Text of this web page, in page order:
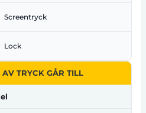
Screentryck
Lock
TRYCK GÅR TILL